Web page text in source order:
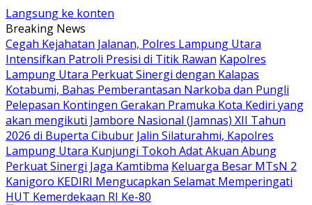
Langsung ke konten
Breaking News
Cegah Kejahatan Jalanan, Polres Lampung Utara
Intensifkan Patroli Presisi di Titik Rawan Kapolres
Lampung Utara Perkuat Sinergi dengan Kalapas
Kotabumi, Bahas Pemberantasan Narkoba dan Pungli
Pelepasan Kontingen Gerakan Pramuka Kota Kediri yang
akan mengikuti Jambore Nasional (Jamnas) XII Tahun
2026 di Buperta Cibubur Jalin Silaturahmi, Kapolres
Lampung Utara Kunjungi Tokoh Adat Akuan Abung
Perkuat Sinergi Jaga Kamtibma Keluarga Besar MTsN 2
Kanigoro KEDIRI Mengucapkan Selamat Memperingati
HUT Kemerdekaan RI Ke-80